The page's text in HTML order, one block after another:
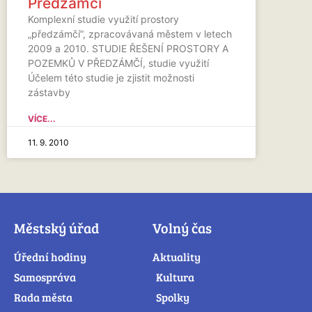
Komplexní studie využití prostory
„předzámčí“, zpracovávaná městem v letech
2009 a 2010. STUDIE ŘEŠENÍ PROSTORY A
POZEMKŮ V PŘEDZÁMČÍ, studie využití
Účelem této studie je zjistit možnosti
zástavby
VÍCE...
11. 9. 2010
Městský úřad
Úřední hodiny
Samospráva
Rada města
Volný čas
Aktuality
Kultura
Spolky